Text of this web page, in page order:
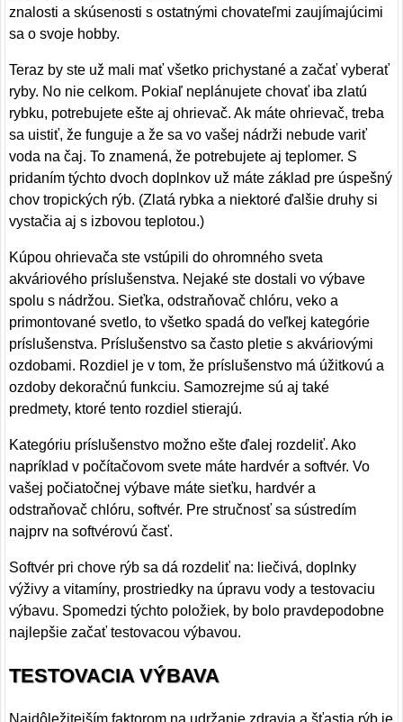
znalosti a skúsenosti s ostatnými chovateľmi zaujímajúcimi
sa o svoje hobby.
Teraz by ste už mali mať všetko prichystané a začať vyberať
ryby. No nie celkom. Pokiaľ neplánujete chovať iba zlatú
rybku, potrebujete ešte aj ohrievač. Ak máte ohrievač, treba
sa uistiť, že funguje a že sa vo vašej nádrži nebude variť
voda na čaj. To znamená, že potrebujete aj teplomer. S
pridaním týchto dvoch doplnkov už máte základ pre úspešný
chov tropických rýb. (Zlatá rybka a niektoré ďalšie druhy si
vystačia aj s izbovou teplotou.)
Kúpou ohrievača ste vstúpili do ohromného sveta
akváriového príslušenstva. Nejaké ste dostali vo výbave
spolu s nádržou. Sieťka, odstraňovač chlóru, veko a
primontované svetlo, to všetko spadá do veľkej kategórie
príslušenstva. Príslušenstvo sa často pletie s akváriovými
ozdobami. Rozdiel je v tom, že príslušenstvo má úžitkovú a
ozdoby dekoračnú funkciu. Samozrejme sú aj také
predmety, ktoré tento rozdiel stierajú.
Kategóriu príslušenstvo možno ešte ďalej rozdeliť. Ako
napríklad v počítačovom svete máte hardvér a softvér. Vo
vašej počiatočnej výbave máte sieťku, hardvér a
odstraňovač chlóru, softvér. Pre stručnosť sa sústredím
najprv na softvérovú časť.
Softvér pri chove rýb sa dá rozdeliť na: liečivá, doplnky
výživy a vitamíny, prostriedky na úpravu vody a testovaciu
výbavu. Spomedzi týchto položiek, by bolo pravdepodobne
najlepšie začať testovacou výbavou.
TESTOVACIA VÝBAVA
Najdôležitejším faktorom na udržanie zdravia a šťastia rýb je